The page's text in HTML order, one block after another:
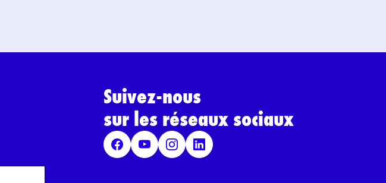
Suivez-nous
sur les réseaux sociaux